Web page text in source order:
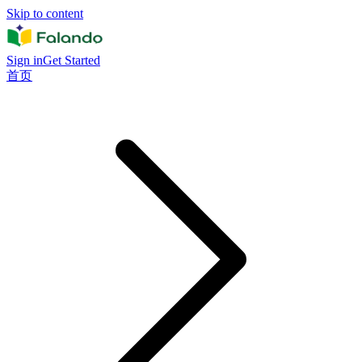
Skip to content
Sign inGet Started
首页